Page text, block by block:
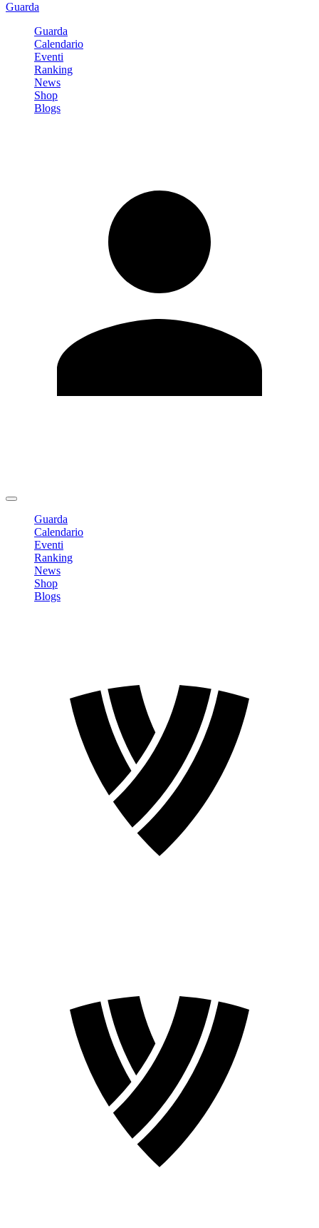
Guarda
Guarda
Calendario
Eventi
Ranking
News
Shop
Blogs
Guarda
Calendario
Eventi
Ranking
News
Shop
Blogs